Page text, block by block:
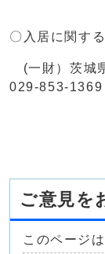
〇入居に関す
(一財）茨
029-853-1369
ご意見を
このページ